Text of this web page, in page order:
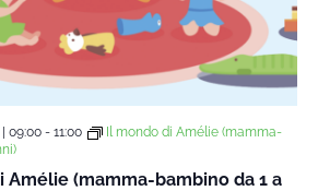
Amélie (mamma-bambino da 1 a
09:00- 11:00
Il mondo di Amélie (mamma-